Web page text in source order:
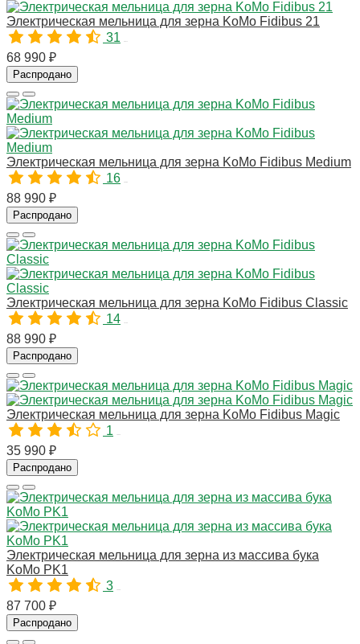
Электрическая мельница для зерна KoMo Fidibus 21
31
68 990 ₽
Распродано
Электрическая мельница для зерна KoMo Fidibus Medium
16
88 990 ₽
Распродано
Электрическая мельница для зерна KoMo Fidibus Classic
14
88 990 ₽
Распродано
Электрическая мельница для зерна KoMo Fidibus Magic
1
35 990 ₽
Распродано
Электрическая мельница для зерна из массива бука
KoMo PK1
3
87 700 ₽
Распродано